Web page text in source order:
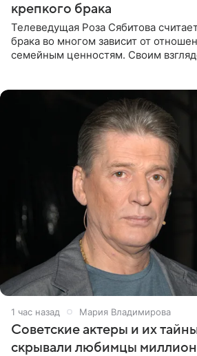
крепкого брака
Телеведущая Роза Сябитова
брака во многом зависит от
семейным ценностям. Своим
1 час назад Мария Владимирова
Советские актеры и их
скрывали любимцы